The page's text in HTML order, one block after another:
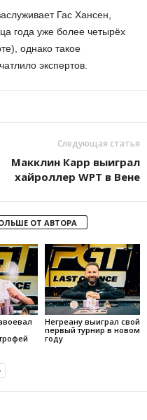
Гас Хансен,
года уже более четырёх
однако такое
экспертов.
Следующая статья
Макклин Карр выиграл
хайроллер WPT в Вене
ОТ АВТОРА
Негреану выиграл свой
первый турнир в новом
году